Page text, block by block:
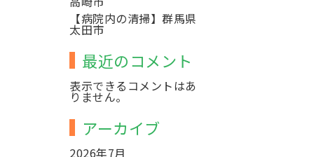
【病院内の清掃】群馬県
太田市
最近のコメント
表示できるコメントはあ
りません。
アーカイブ
2026年7月